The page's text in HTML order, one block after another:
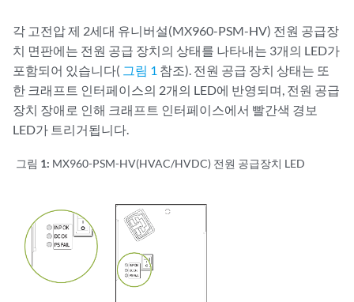
각 고전압 제 2세대 유니버설(MX960-PSM-HV) 전원 공급장
치 면판에는 전원 공급 장치의 상태를 나타내는 3개의 LED가
포함되어 있습니다( 그림 1 참조). 전원 공급 장치 상태는 또
한 크래프트 인터페이스의 2개의 LED에 반영되며, 전원 공급
장치 장애로 인해 크래프트 인터페이스에서 빨간색 경보
LED가 트리거됩니다.
그림 1: MX960-PSM-HV(HVAC/HVDC) 전원 공급장치 LED